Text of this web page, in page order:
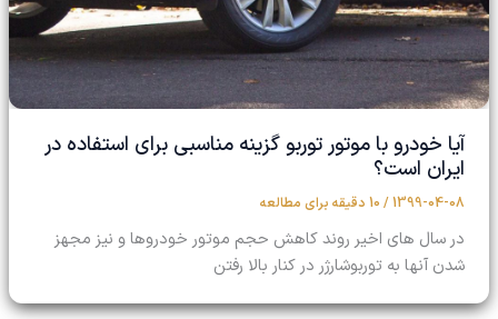
آیا خودرو با موتور توربو گزینه مناسبی برای استفاده در
ایران است؟
1399-04-08
/ 10 دقیقه برای مطالعه
در سال های اخیر روند کاهش حجم موتور خودروها و نیز مجهز
شدن آنها به توربوشارژر در کنار بالا رفتن